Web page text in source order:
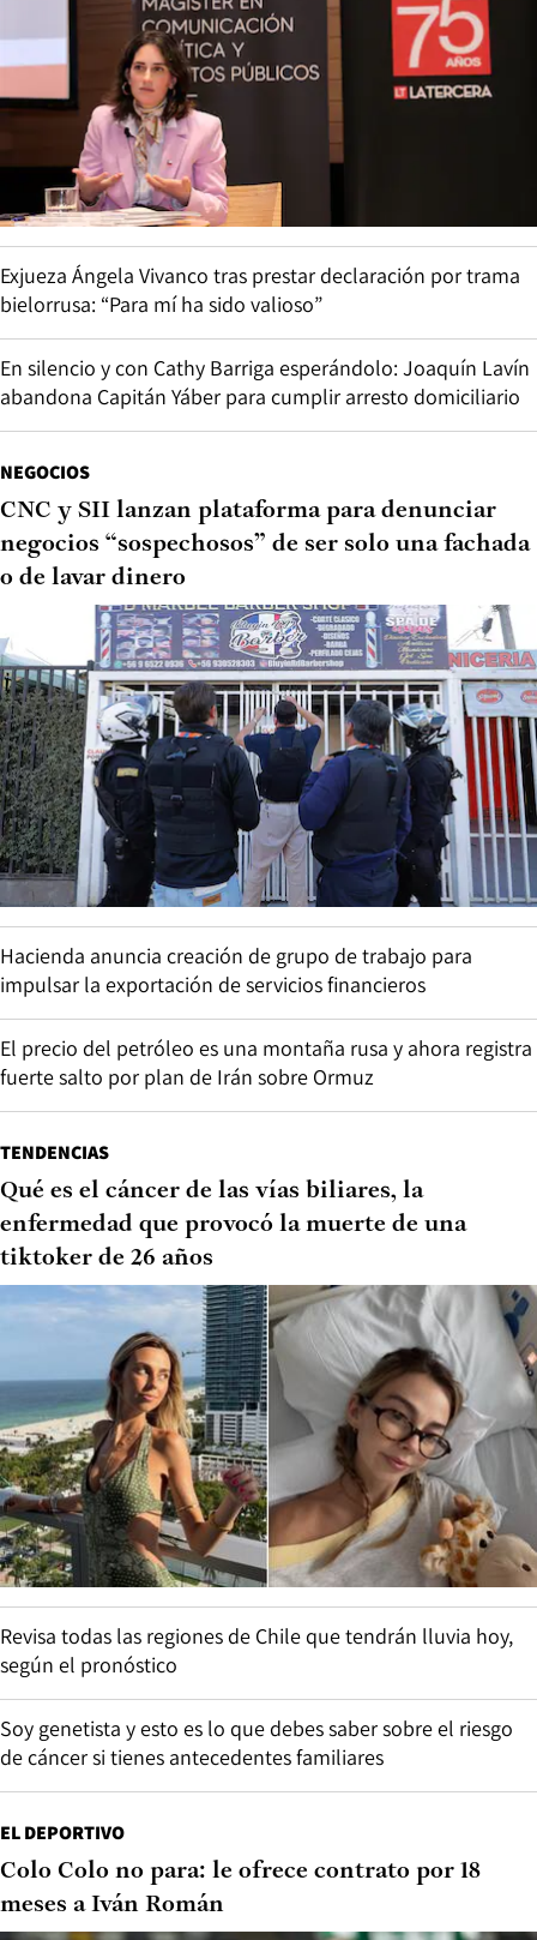
Exjueza Ángela Vivanco tras prestar declaración por trama
bielorrusa: “Para mí ha sido valioso”
En silencio y con Cathy Barriga esperándolo: Joaquín Lavín
abandona Capitán Yáber para cumplir arresto domiciliario
NEGOCIOS
CNC y SII lanzan plataforma para denunciar
negocios “sospechosos” de ser solo una fachada
o de lavar dinero
Hacienda anuncia creación de grupo de trabajo para
impulsar la exportación de servicios financieros
El precio del petróleo es una montaña rusa y ahora registra
fuerte salto por plan de Irán sobre Ormuz
TENDENCIAS
Qué es el cáncer de las vías biliares, la
enfermedad que provocó la muerte de una
tiktoker de 26 años
Revisa todas las regiones de Chile que tendrán lluvia hoy,
según el pronóstico
Soy genetista y esto es lo que debes saber sobre el riesgo
de cáncer si tienes antecedentes familiares
EL DEPORTIVO
Colo Colo no para: le ofrece contrato por 18
meses a Iván Román